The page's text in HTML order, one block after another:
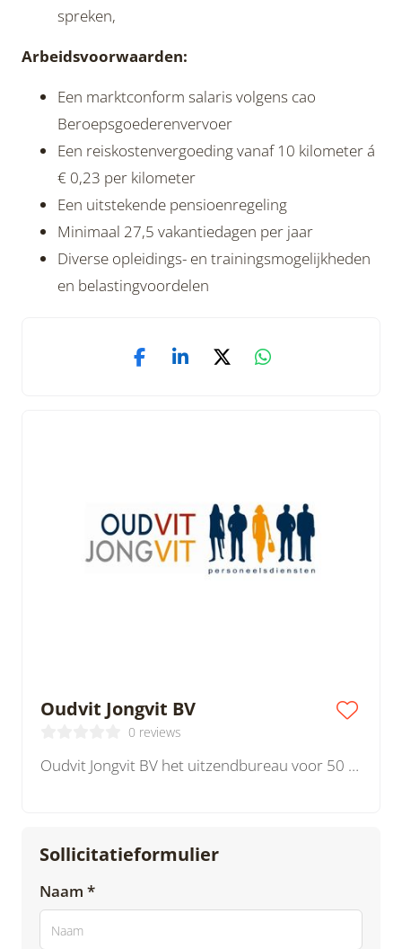
spreken,
Arbeidsvoorwaarden:
Een marktconform salaris volgens cao
Beroepsgoederenvervoer
Een reiskostenvergoeding vanaf 10 kilometer á
€ 0,23 per kilometer
Een uitstekende pensioenregeling
Minimaal 27,5 vakantiedagen per jaar
Diverse opleidings- en trainingsmogelijkheden
en belastingvoordelen
Oudvit Jongvit BV
0 reviews
Oudvit Jongvit BV het uitzendbureau voor 50 plussers, vutters en gepensioneerden.
Sollicitatieformulier
Naam *